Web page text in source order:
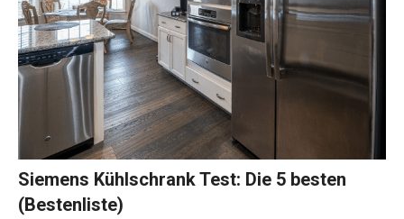
Siemens Kühlschrank Test: Die 5 besten
(Bestenliste)